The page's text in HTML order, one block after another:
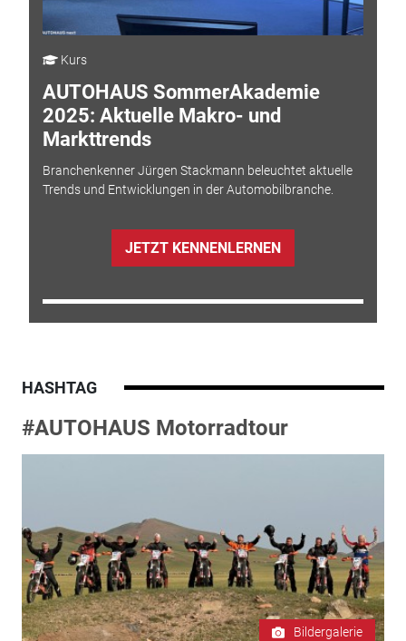
Kurs
AUTOHAUS SommerAkademie
2025: Aktuelle Makro- und
Markttrends
Branchenkenner Jürgen Stackmann beleuchtet aktuelle
Trends und Entwicklungen in der Automobilbranche.
JETZT KENNENLERNEN
HASHTAG
#AUTOHAUS Motorradtour
Bildergalerie